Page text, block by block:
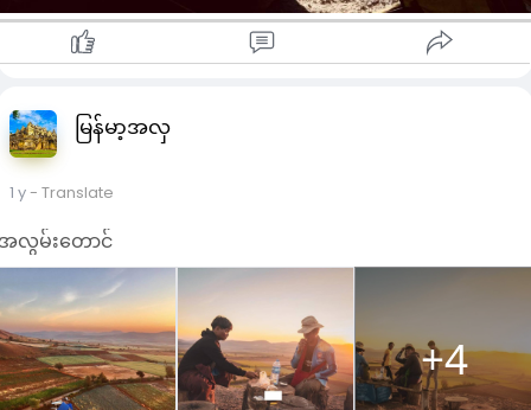
မြန်မာ့အလှ
1 y- Translate
လွမ်းတောင်
+4